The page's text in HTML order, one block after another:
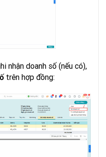
nhận doanh số (nếu có),
trên hợp đồng: